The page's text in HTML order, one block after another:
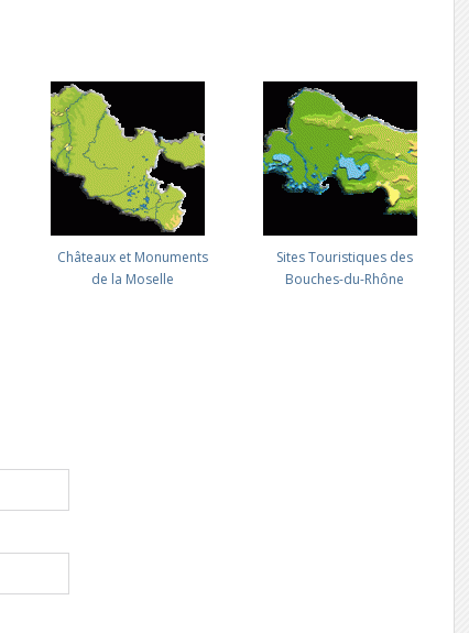
Châteaux et Monuments
de la Moselle
Sites Touristiques des
Bouches-du-Rhône